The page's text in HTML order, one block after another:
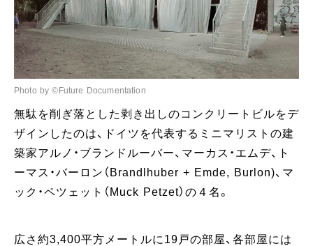
Photo by ©Future Documentation
無駄を削ぎ落とした剥き出しのコンクリートビルをデ
ザインしたのは、ドイツを代表するミニマリストの建
築家アルノ・ブランドルーバー、マーカス・エムデ、ト
ーマス・バーロン（Brandlhuber + Emde, Burlon)、マ
ック・ペツェット（Muck Petzet）の４名。
広さ約3,400平方メートルに19戸の部屋、各部屋には